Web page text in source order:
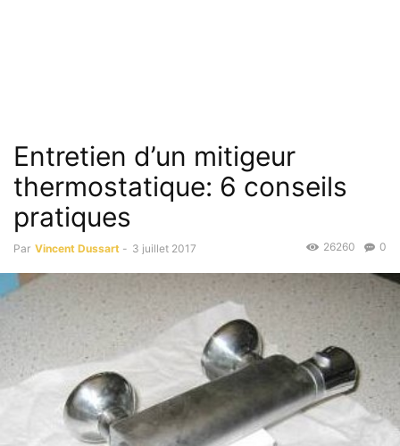
Entretien d’un mitigeur
thermostatique: 6 conseils
pratiques
Par Vincent Dussart - 3 juillet 2017 0
26260